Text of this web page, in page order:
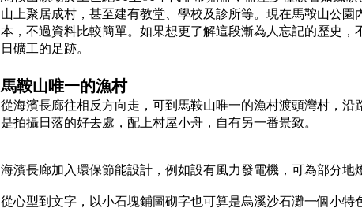
山上聚居成村，甚至建有教堂、學校及診所等。現在馬鞍山公
本，不過資料比較簡單。如果想更了解這段漸為人忘記的歷史
日礦工的足跡。
馬鞍山唯一的漁村
從海濱長廊往相反方向走，可到馬鞍山唯一的漁村渡頭灣村，
是拍攝日落的好去處，配上村屋小舟，自有另一番景致。
海濱長廊加入環保節能設計，例如設有風力發電機，可為部分地
從心型到文字，以小石塊鋪圖砌字也可算是烏溪沙石灘一個小特